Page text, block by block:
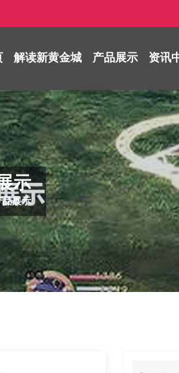
解读新黄金城 产品展示 资讯
示
品展示